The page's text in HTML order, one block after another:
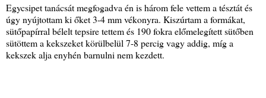
Egycsipet tanácsát megfogadva én is három fele vettem a tésztát és
úgy nyújtottam ki őket 3-4 mm vékonyra. Kiszúrtam a formákat,
sütőpapírral bélelt tepsire tettem és 190 fokra előmelegített sütőben
sütöttem a kekszeket körülbelül 7-8 percig vagy addig, míg a
kekszek alja enyhén barnulni nem kezdett.